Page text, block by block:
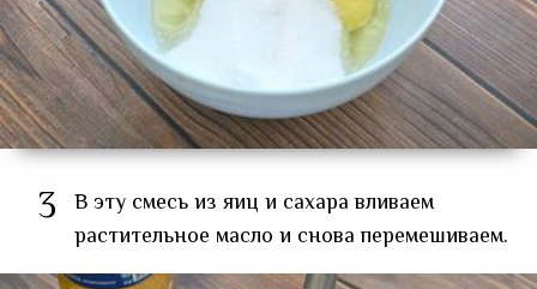
3 В эту смесь из яиц и сахара вливаем
растительное масло и снова перемешиваем.